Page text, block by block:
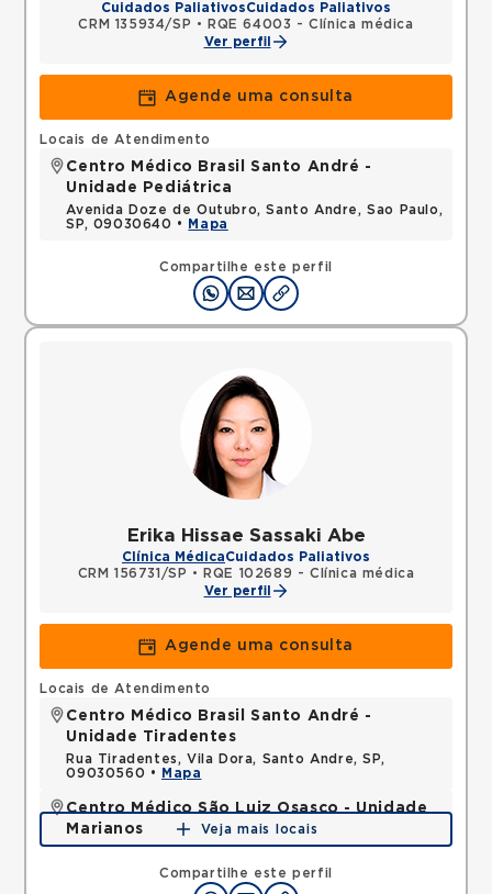
Cuidados PaliativosCuidados Paliativos
CRM 135934/SP •
RQE 64003 - Clínica médica
Ver perfil
Agende uma consulta
Compartilhe este perfil
Locais de Atendimento
Centro Médico Brasil Santo André -
Unidade Pediátrica
Avenida Doze de Outubro, Santo Andre, Sao Paulo,
SP, 09030640 •
Mapa
Erika Hissae Sassaki Abe
Clínica MédicaCuidados Paliativos
CRM 156731/SP •
RQE 102689 - Clínica médica
Ver perfil
Agende uma consulta
Compartilhe este perfil
Locais de Atendimento
Centro Médico Brasil Santo André -
Unidade Tiradentes
Rua Tiradentes, Vila Dora, Santo Andre, SP,
09030560 •
Mapa
Centro Médico São Luiz Osasco - Unidade
Marianos
Rua dos Marianos, Centro, Osasco, SP, 06016050 •
Veja mais locais